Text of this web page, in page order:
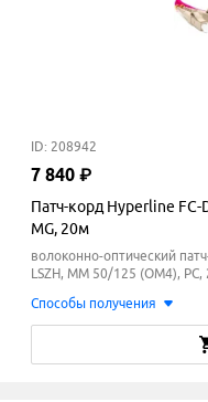
ID: 208942
7 840 ₽
Патч-корд Hyperline FC-
MG, 20м
волоконно-оптический
LSZH, MM 50/125 (ОМ4), PC,
Способы получения